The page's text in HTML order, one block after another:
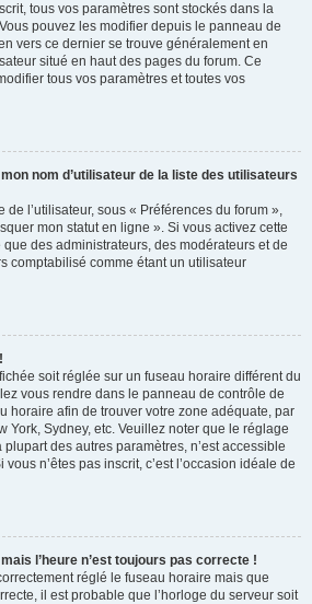
tous vos paramètres sont stockés dans la
pouvez les modifier depuis le panneau de
vers ce dernier se trouve généralement en
situé en haut des pages du forum. Ce
tous vos paramètres et toutes vos
nom d’utilisateur de la liste des utilisateurs
de l’utilisateur, sous « Préférences du forum »,
mon statut en ligne ». Si vous activez cette
des administrateurs, des modérateurs et de
comptabilisé comme étant un utilisateur
soit réglée sur un fuseau horaire différent du
vous rendre dans le panneau de contrôle de
horaire afin de trouver votre zone adéquate, par
York, Sydney, etc. Veuillez noter que le réglage
des autres paramètres, n’est accessible
n’êtes pas inscrit, c’est l’occasion idéale de
l’heure n’est toujours pas correcte !
réglé le fuseau horaire mais que
il est probable que l’horloge du serveur soit